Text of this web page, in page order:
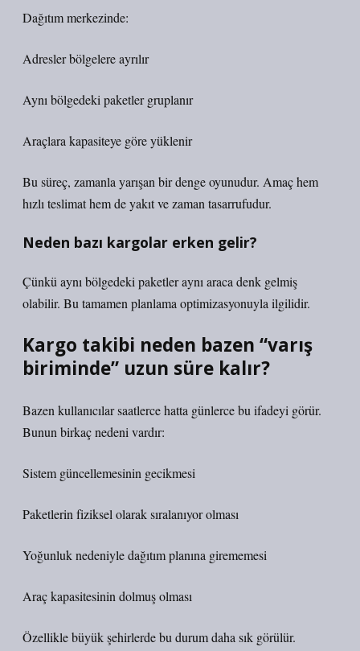
Dağıtım merkezinde:
Adresler bölgelere ayrılır
Aynı bölgedeki paketler gruplanır
Araçlara kapasiteye göre yüklenir
Bu süreç, zamanla yarışan bir denge oyunudur. Amaç hem
hızlı teslimat hem de yakıt ve zaman tasarrufudur.
Neden bazı kargolar erken gelir?
Çünkü aynı bölgedeki paketler aynı araca denk gelmiş
olabilir. Bu tamamen planlama optimizasyonuyla ilgilidir.
Kargo takibi neden bazen “varış
biriminde” uzun süre kalır?
Bazen kullanıcılar saatlerce hatta günlerce bu ifadeyi görür.
Bunun birkaç nedeni vardır:
Sistem güncellemesinin gecikmesi
Paketlerin fiziksel olarak sıralanıyor olması
Yoğunluk nedeniyle dağıtım planına girememesi
Araç kapasitesinin dolmuş olması
Özellikle büyük şehirlerde bu durum daha sık görülür.